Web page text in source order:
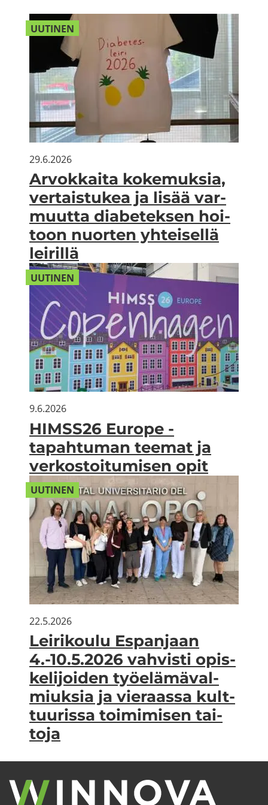
UU­TI­NEN
29.6.2026
Ar­vok­kai­ta ko­ke­muk­sia,
ver­tais­tu­kea ja lisää var­
muut­ta dia­be­tek­sen hoi­
toon nuor­ten yh­tei­sel­lä
lei­ril­lä
UU­TI­NEN
9.6.2026
HIMSS26 Eu­ro­pe -​
tapahtuman tee­mat ja
ver­kos­toi­tu­mi­sen opit
UU­TI­NEN
22.5.2026
Lei­ri­kou­lu Es­pan­jaan
4.-10.5.2026 vah­vis­ti opis­
ke­li­joi­den työ­elä­mä­val­
miuk­sia ja vie­raas­sa kult­
tuu­ris­sa toi­mi­mi­sen tai­
to­ja